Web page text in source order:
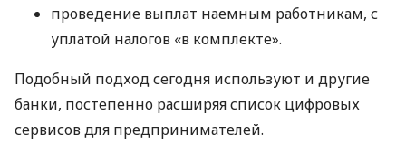
проведение выплат наемным работникам, с
уплатой налогов «в комплекте».
Подобный подход сегодня используют и другие
банки, постепенно расширяя список цифровых
сервисов для предпринимателей.